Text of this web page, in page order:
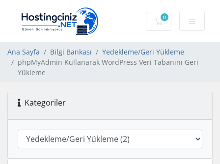
0
Sepet
Ana Sayfa Bilgi Bankası
Yedekleme/Geri Yükleme
phpMyAdmin Kullanarak WordPress Veri Tabanını Geri
Yükleme
Kategoriler